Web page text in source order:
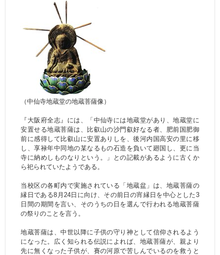
（中仙寺地蔵堂の地蔵菩薩像）
『大阪府全志』には、「中仙寺には地蔵堂があり、地蔵堂に
安置せる地蔵菩薩は、比叡山の沙門叡好なる者、肥前国肥御
前に感得して比叡山に安置ありしを、後河内国高安の里に移
し、享禄年中同地の某なるもの石造を負いて廻国し、更に当
寺に納めしものなりという。」との記載があるように古くか
ら祀られていたようである。
当校区の各町内で実施されている「地蔵盆」は、地蔵菩薩の
縁日である8月24日に向け、その前日の宵縁日を中心とした3
日間の期間を言い、そのうちの日を選んで行われる地蔵菩薩
の祭りのことを言う。
地蔵菩薩は、中世以降に子供の守り神として信仰されるよう
になった。広く知られる伝説によれば、地蔵菩薩が、親より
先に無くなった子供が、賽の河原で苦しんでいるのを救うと